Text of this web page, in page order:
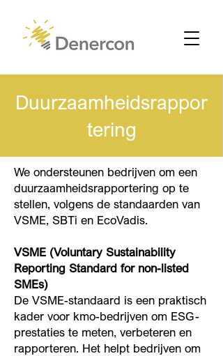
Duurzaamheidsrappor
tering
We ondersteunen bedrijven om een
duurzaamheidsrapportering op te
stellen, volgens de standaarden van
VSME, SBTi en EcoVadis.
VSME (Voluntary Sustainability
Reporting Standard for non-listed
SMEs)
De VSME-standaard is een praktisch
kader voor kmo-bedrijven om ESG-
prestaties te meten, verbeteren en
rapporteren. Het helpt bedrijven om